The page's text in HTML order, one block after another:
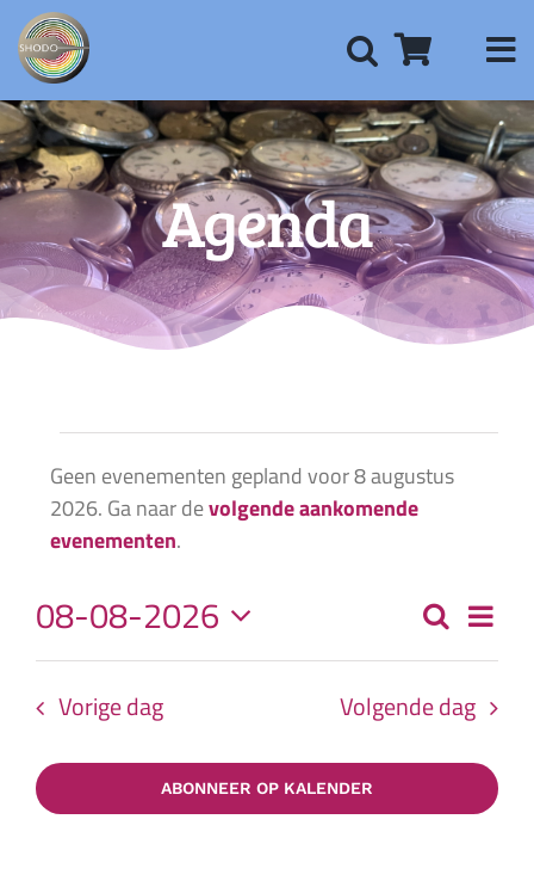
naar
inhoud
Agenda
Evenementen
in
8
augustus
2026
Bericht
Geen evenementen gepland voor 8 augustus
2026. Ga naar devolgende aankomende
evenementen.
en
Zoeken
Dag
08-08-2026
Selecteer
een
datum.
Vorige dag Volgende dag
ABONNEER OP KALENDER